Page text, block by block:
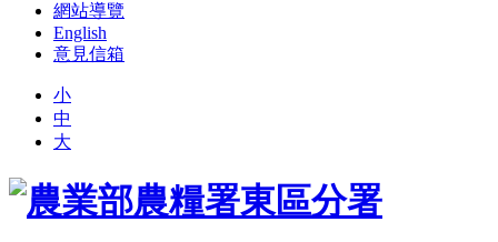
網站導覽
English
意見信箱
小
中
大